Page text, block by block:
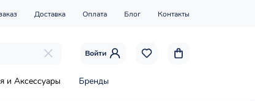
Доставка Оплата Блог Контакты
Войти
и Аксессуары Бренды